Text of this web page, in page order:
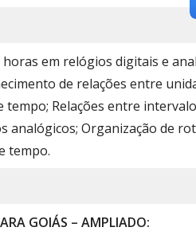
em relógios digitais e
de relações entre
tempo; Relações entre
analógicos; Organização de
tempo.
GOIÁS – AMPLIADO: